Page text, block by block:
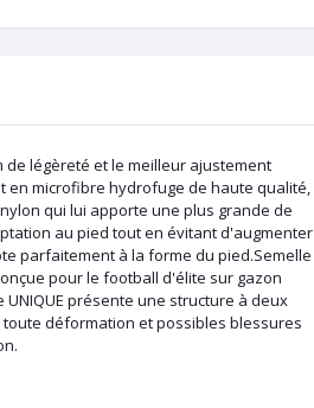
légèreté et le meilleur ajustement
en microfibre hydrofuge de haute qualité,
qui lui apporte une plus grande de
au pied tout en évitant d'augmenter
parfaitement à la forme du pied.Semelle
pour le football d'élite sur gazon
présente une structure à deux
déformation et possibles blessures